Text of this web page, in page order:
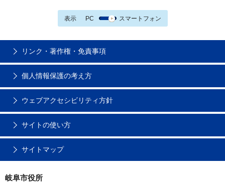
表示 PC スマートフォン
リンク・著作権・免責事項
個人情報保護の考え方
ウェブアクセシビリティ方針
サイトの使い方
サイトマップ
岐阜市役所